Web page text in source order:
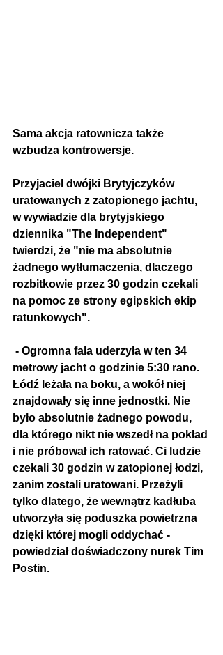
Sama akcja ratownicza także
wzbudza kontrowersje.
Przyjaciel dwójki Brytyjczyków
uratowanych z zatopionego jachtu,
w wywiadzie dla brytyjskiego
dziennika "The Independent"
twierdzi, że "nie ma absolutnie
żadnego wytłumaczenia, dlaczego
rozbitkowie przez 30 godzin czekali
na pomoc ze strony egipskich ekip
ratunkowych".
metrowy jacht o godzinie 5:30 rano.
Łódź leżała na boku, a wokół niej
znajdowały się inne jednostki. Nie
było absolutnie żadnego powodu,
dla którego nikt nie wszedł na pokład
i nie próbował ich ratować. Ci ludzie
czekali 30 godzin w zatopionej łodzi,
zanim zostali uratowani. Przeżyli
tylko dlatego, że wewnątrz kadłuba
utworzyła się poduszka powietrzna
dzięki której mogli oddychać -
powiedział doświadczony nurek Tim
Postin.